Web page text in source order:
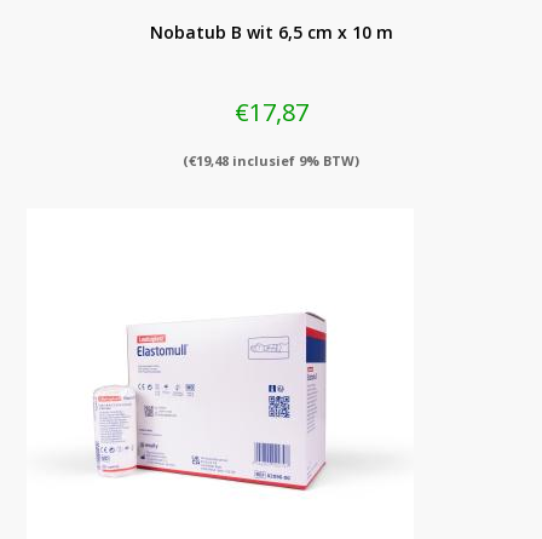
Nobatub B wit 6,5 cm x 10 m
€17,87
(€19,48 inclusief 9% BTW)